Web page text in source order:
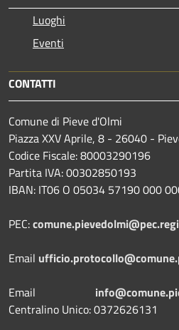
Luoghi
Eventi
CONTATTI
Comune di Pieve d'Olmi
Piazza XXV Aprile, 8 - 26040 -
Codice Fiscale: 80003290196
Partita IVA: 00302850193
IBAN: IT06 O 05034 57190 000
PEC:
Email
Email
Centralino Unico: 0372626131